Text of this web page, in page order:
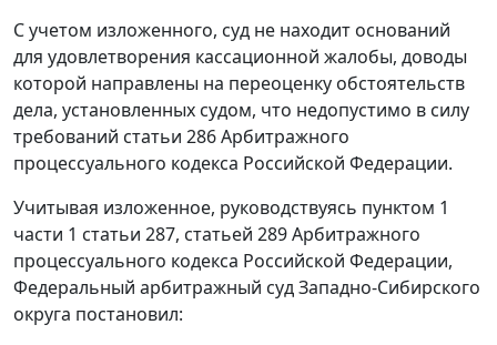
С учетом изложенного, суд не находит оснований
для удовлетворения кассационной жалобы, доводы
которой направлены на переоценку обстоятельств
дела, установленных судом, что недопустимо в силу
требований статьи 286Арбитражного
процессуального кодекса Российской Федерации.
Учитывая изложенное, руководствуясь пунктом 1
части 1 статьи 287, статьей 289Арбитражного
процессуального кодекса Российской Федерации,
Федеральный арбитражный суд Западно-Сибирского
округа постановил: